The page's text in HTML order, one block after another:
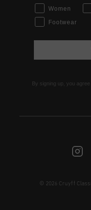
ES | € EUR
Women
Footwear
By signing up, you
© 2026 Cruyff